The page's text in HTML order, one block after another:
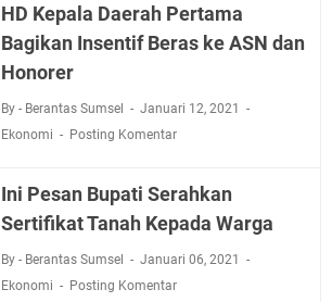
HD Kepala Daerah Pertama
Bagikan Insentif Beras ke ASN dan
Honorer
By - Berantas Sumsel
Januari 12, 2021
Ekonomi
Posting Komentar
Ini Pesan Bupati Serahkan
Sertifikat Tanah Kepada Warga
By - Berantas Sumsel
Januari 06, 2021
Ekonomi
Posting Komentar